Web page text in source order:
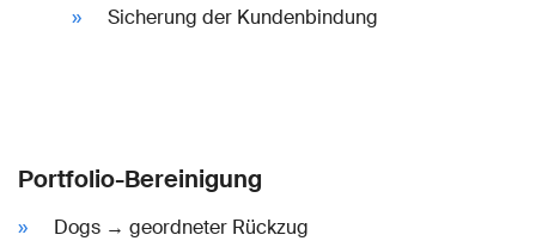
Sicherung der Kundenbindung
Portfolio-Bereinigung
Dogs → geordneter Rückzug